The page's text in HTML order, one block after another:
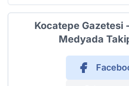
Kocatepe Gazetesi
Medyada